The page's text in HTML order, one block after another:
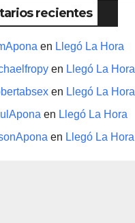
recientes
en Llegó La Hora
en Llegó La Hora
en Llegó La Hora
en Llegó La Hora
en Llegó La Hora